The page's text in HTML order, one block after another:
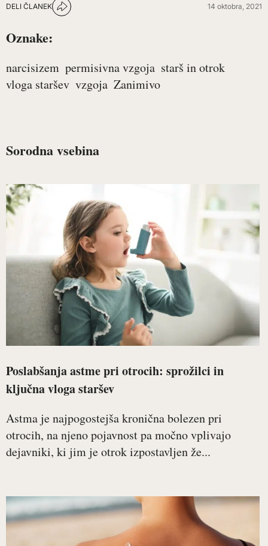
DELI ČLANEK 14 oktobra, 2021
Oznake:
narcisizem permisivna vzgoja starš in otrok
vloga staršev vzgoja Zanimivo
Sorodna vsebina
Poslabšanja astme pri otrocih: sprožilci in
ključna vloga staršev
Astma je najpogostejša kronična bolezen pri
otrocih, na njeno pojavnost pa močno vplivajo
dejavniki, ki jim je otrok izpostavljen že...